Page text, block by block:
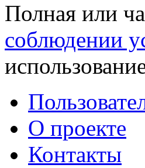
Полная или
соблюдении
О проекте
Контакты